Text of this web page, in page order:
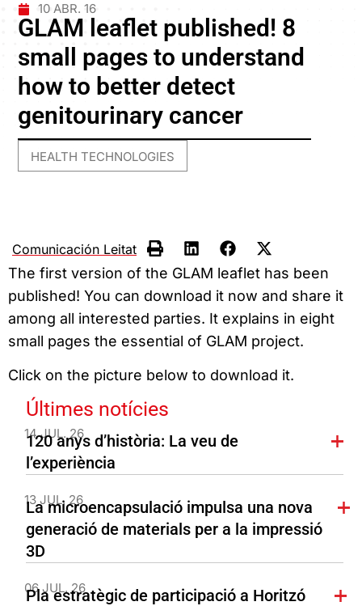
10 ABR. 16
GLAM leaflet published! 8
small pages to understand
how to better detect
genitourinary cancer
HEALTH TECHNOLOGIES
Comunicación Leitat
The first version of the GLAM leaflet has been
published! You can download it now and share it
among all interested parties. It explains in eight
small pages the essential of GLAM project.
Click on the picture below to download it.
Últimes notícies
14 JUL. 26
120 anys d’història: La veu de
l’experiència
13 JUL. 26
La microencapsulació impulsa una nova
generació de materials per a la impressió
3D
06 JUL. 26
Pla estratègic de participació a Horitzó